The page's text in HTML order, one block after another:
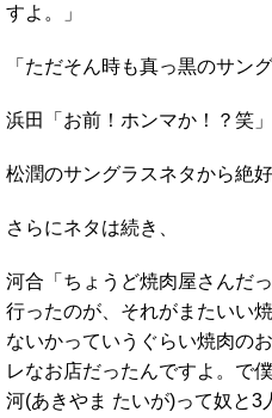
すよ。」
「ただそん時も真っ黒のサン
浜田「お前！ホンマか！？笑」
松潤のサングラスネタから絶
さらにネタは続き、
河合「ちょうど焼肉屋さんだ
行ったのが、それがまたいい
ないかっていうぐらい焼肉の
レなお店だったんですよ。で
河(あきやま たいが)って奴と3